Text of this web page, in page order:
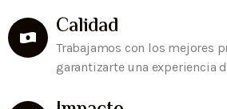
Calidad
Trabajamos con los mejores
garantizarte una experiencia